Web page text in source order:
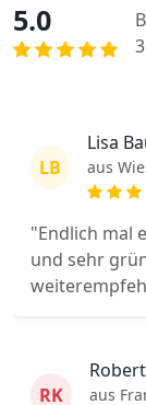
5.0
LB
Lisa
aus
"Endlich mal
und sehr
RK aus